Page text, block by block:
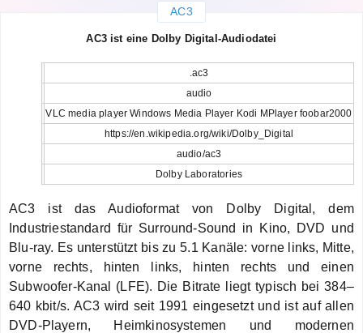
AC3
AC3 ist eine Dolby Digital-Audiodatei
.ac3
audio
VLC media player Windows Media Player Kodi MPlayer foobar2000
https://en.wikipedia.org/wiki/Dolby_Digital
audio/ac3
Dolby Laboratories
AC3 ist das Audioformat von Dolby Digital, dem
Industriestandard für Surround-Sound in Kino, DVD und
Blu-ray. Es unterstützt bis zu 5.1 Kanäle: vorne links, Mitte,
vorne rechts, hinten links, hinten rechts und einen
Subwoofer-Kanal (LFE). Die Bitrate liegt typisch bei 384–
640 kbit/s. AC3 wird seit 1991 eingesetzt und ist auf allen
DVD-Playern, Heimkinosystemen und modernen